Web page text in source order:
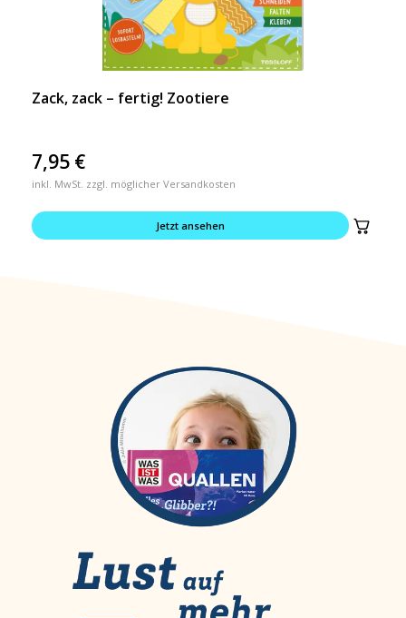
Zack, zack – fertig! Zootiere
7,95 €
inkl. MwSt. zzgl. möglicher Versandkosten
Jetzt ansehen